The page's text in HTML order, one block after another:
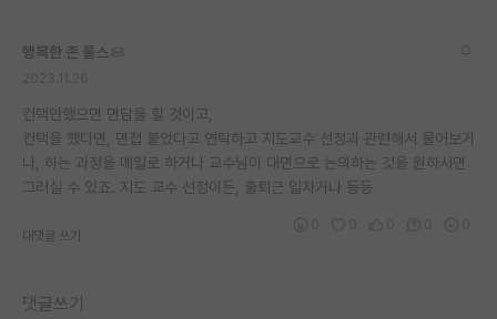
커리어
유학교육
반도체 아카데미
재팬라운지 🌸
행복한 존 롤스
컨택안했으면 면담을 할 것이고,
컨택을 했다면, 면접 붙었다고 연락하고 지도교수 선정과 관련해서 물어보거
나, 하는 과정을 메일로 하거나 교수님이 대면으로 논의하는 것을 원하시면
그러실 수 있죠. 지도 교수 선정이든, 출퇴근 일자거나 등등
대댓글 쓰기
댓글쓰기